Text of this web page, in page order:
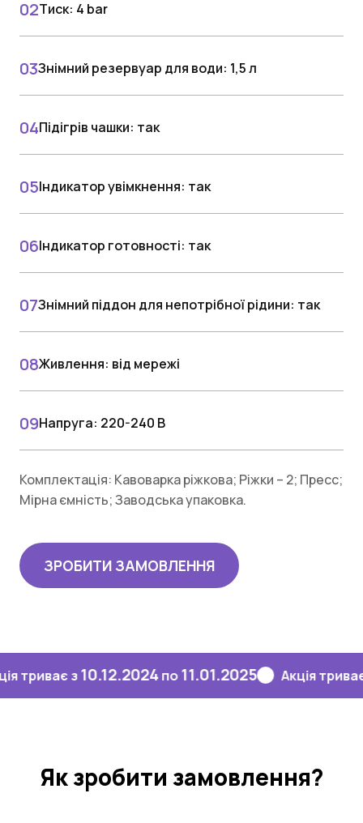
Тиск: 4 bar
Знімний резервуар для води: 1,5 л
Підігрів чашки: так
Індикатор увімкнення: так
Індикатор готовності: так
Знімний піддон для непотрібної рідини: так
Живлення: від мережі
Напруга: 220-240 В
Комплектація: Кавоварка ріжкова; Ріжки – 2; Пресс;
Мірна ємність; Заводська упаковка.
ЗРОБИТИ ЗАМОВЛЕННЯ
з10.12.2024по11.01.2025 Акція триває з
Як зробити замовлення?